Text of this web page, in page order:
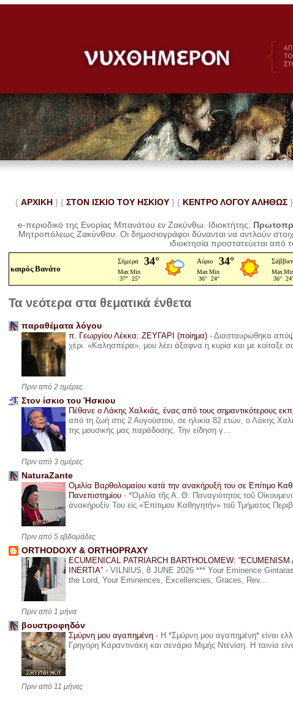
{ ΑΡΧΙΚΗ } { ΣΤΟΝ ΙΣΚΙΟ ΤΟΥ ΗΣΚΙΟΥ } { ΚΕΝΤΡΟ ΛΟΓΟΥ ΑΛΗΘΩΣ
e-περιοδικό της Ενορίας Μπανάτου εν Ζακύνθω. Ιδιοκτήτης:
Μητροπόλεως Ζακύνθου.Οι δημοσιογράφοι δύνανται να αντλούν
ιδιοκτησία προστατεύεται
καιρός Βανάτο
Τα νεότερα στα θεματικά ένθετα
παραθέματα λόγου
π. Γεωργίου Λέκκα: ΖΕΥΓΑΡΙ (ποίημα) - Διασταυρώθηκα
χέρι. «Καλησπέρα», μου λέει άξαφνα η κυρία και με κοίταξε
Πριν από 2 ημέρες
Στον ίσκιο του Ήσκιου
Πέθανε ο Λάκης Χαλκιάς, ένας από τους σημαντικότερους
από τη ζωή στις 2 Αυγούστου, σε ηλικία 82 ετών, ο Λάκης
της μουσικής μας παράδοσης. Την είδηση γ...
Πριν από 3 ημέρες
NaturaZante
Ομιλία Βαρθολομαίου κατά την ανακήρυξή του σε Επίτιμο
Πανεπιστημίου - *Ὁμιλία τῆς Α. Θ. Παναγιότητος τοῦ
ἀνακήρυξίν Του εἰς «Ἐπίτιμον Καθηγητήν» τοῦ Τμήματος
Πριν από 5 εβδομάδες
ORTHODOXY & ORTHOPRAXY
ECUMENICAL PATRIARCH BARTHOLOMEW:
INERTIA” - VILNIUS, 8 JUNE 2026 *** Your Eminence
the Lord, Your Eminences, Excellencies, Graces, Rev...
Πριν από 1 μήνα
βουστροφηδόν
Σμύρνη μου αγαπημένη - Η *Σμύρνη μου αγαπημένη* είναι
Γρηγόρη Καραντινάκη και σενάριο Μιμής Ντενίση. Η ταινία
Πριν από 11 μήνες